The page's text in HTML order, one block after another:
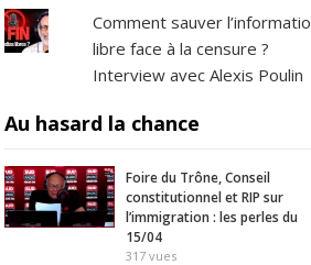
Comment sauver
libre face à la censure ?
Interview avec Alexis Poulin
Au hasard la chance
Foire du Trône, Conseil
constitutionnel et RIP sur
l’immigration : les perles du
15/04
317 vues